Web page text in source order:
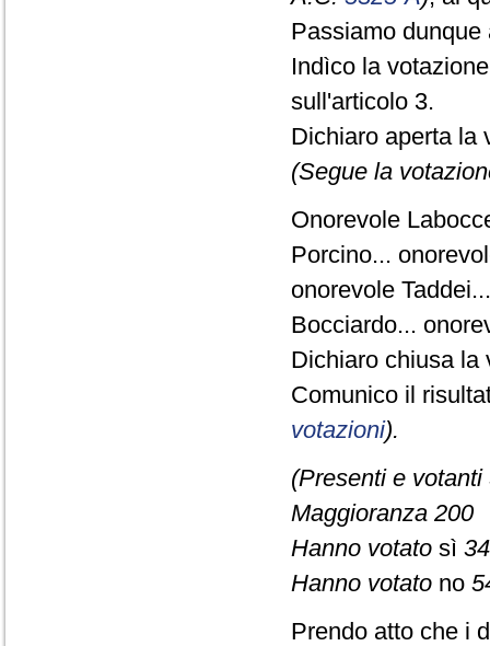
Passiamo dunque
Indìco la
sull'articolo 3.
Dichiaro aperta la
(Segue la
Onorevole
Porcino...
onorevole
Bocciardo...
Dichiaro chiusa la
Comunico il
votazioni).
(Presenti e votanti
Maggioranza 200
Hanno votato sì
Hanno votato no
Prendo atto che i